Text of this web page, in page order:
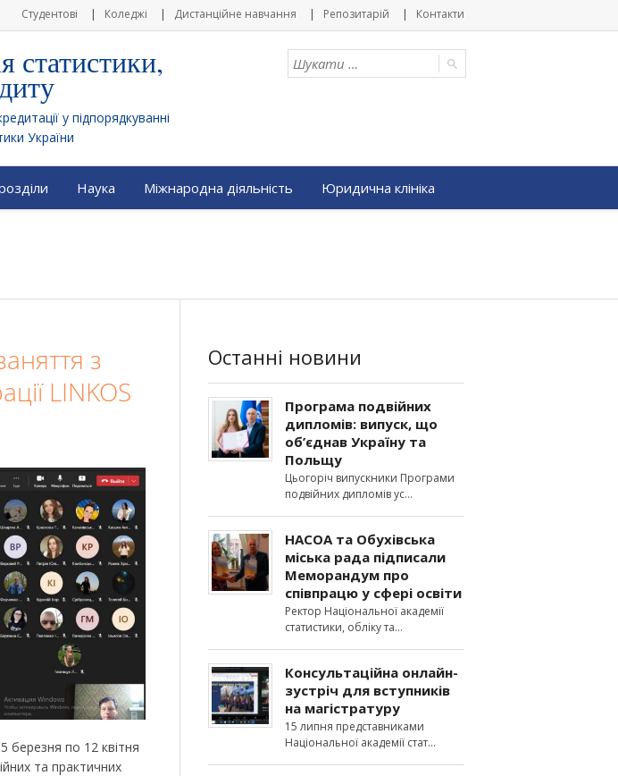
Студентові Коледжі Дистанційне навчання Репозитарій Контакти
статистики,
у підпорядкуванні
України
Наука Міжнародна діяльність Юридична клініка
з
LINKOS
березня по 12 квітня
та практичних
Останні новини
Програма подвійних
дипломів: випуск, що
об’єднав Україну та
Польщу
Цьогоріч випускники Програми
подвійних дипломів ус
НАСОА та Обухівська
міська рада підписали
Меморандум про
співпрацю у сфері освіти
Ректор Національної академії
статистики, обліку та
Консультаційна онлайн-
зустріч для вступників
на магістратуру
15 липня представниками
Національної академії стат